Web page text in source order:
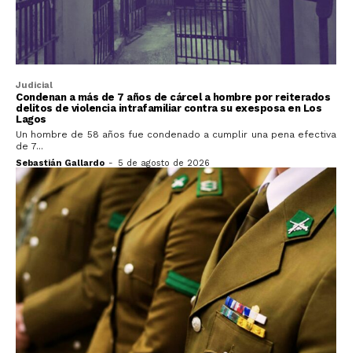
Judicial
Condenan a más de 7 años de cárcel a hombre por reiterados
delitos de violencia intrafamiliar contra su exesposa en Los
Lagos
Un hombre de 58 años fue condenado a cumplir una pena efectiva
de 7...
Sebastián Gallardo - 5 de agosto de 2026